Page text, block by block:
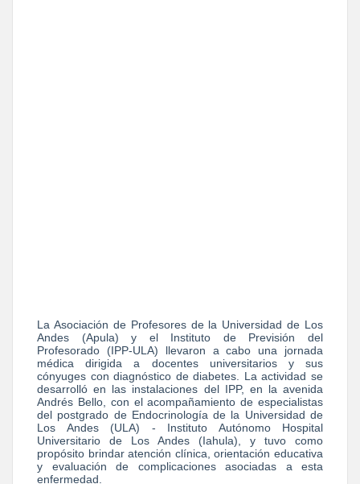
La Asociación de Profesores de la Universidad de Los
Andes (Apula) y el Instituto de Previsión del
Profesorado (IPP-ULA) llevaron a cabo una jornada
médica dirigida a docentes universitarios y sus
cónyuges con diagnóstico de diabetes. La actividad se
desarrolló en las instalaciones del IPP, en la avenida
Andrés Bello, con el acompañamiento de especialistas
del postgrado de Endocrinología de la Universidad de
Los Andes (ULA) - Instituto Autónomo Hospital
Universitario de Los Andes (Iahula), y tuvo como
propósito brindar atención clínica, orientación educativa
y evaluación de complicaciones asociadas a esta
enfermedad.